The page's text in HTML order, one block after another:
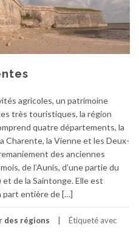
agricoles, un patrimoine
très touristiques, la région
quatre départements, la
Charente, la Vienne et les Deux-
des anciennes
de l’Aunis, d’une partie du
de la Saintonge. Elle est
part entière de […]
des régions Étiqueté avec